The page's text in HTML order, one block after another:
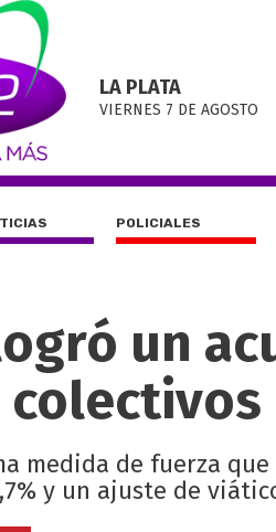
LA PLATA
VIERNES 7 DE AGOSTO
POLICIALES
un
colectivos
medida de fuerza
y un ajuste de